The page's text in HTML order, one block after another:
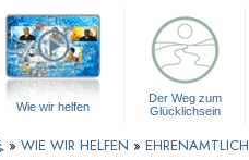
Wie wir helfen
Der Weg zum
Glücklichsein
» WIE WIR HELFEN »